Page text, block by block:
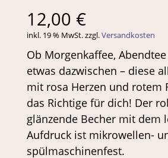
12,00 €
inkl. 19 % MwSt.zzgl.Versandkosten
Ob Morgenkaffee,
etwas dazwischen – diese
mit rosa Herzen und rotem
das Richtige für dich! Der
glänzende Becher mit dem
Aufdruck ist mikrowellen-
spülmaschinenfest.